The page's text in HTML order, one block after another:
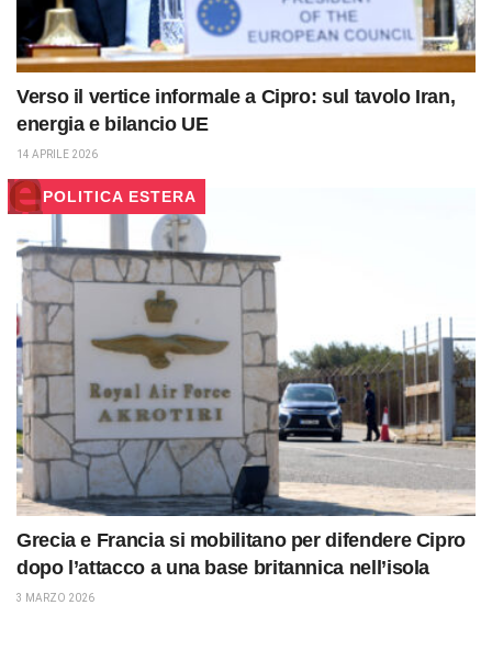
Verso il vertice informale a Cipro: sul tavolo Iran,
energia e bilancio UE
14 APRILE 2026
POLITICA ESTERA
Grecia e Francia si mobilitano per difendere Cipro
dopo l’attacco a una base britannica nell’isola
3 MARZO 2026